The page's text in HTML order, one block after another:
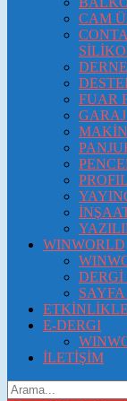
CAM
FUAR
WINWORLD
E-DERGI
İLETİŞİM